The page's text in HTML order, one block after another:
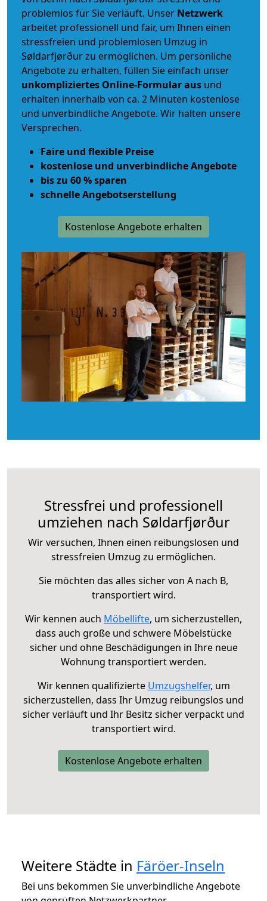
problemlos für Sie verläuft. Unser Netzwerk
arbeitet professionell und fair, um Ihnen einen
stressfreien und problemlosen Umzug in
Søldarfjørður zu ermöglichen. Um persönliche
Angebote zu erhalten, füllen Sie einfach unser
unkompliziertes Online-Formular aus und
erhalten innerhalb von ca. 2 Minuten kostenlose
und unverbindliche Angebote. Wir halten unsere
Versprechen.
Faire und flexible Preise
kostenlose und unverbindliche Angebote
bis zu 60 % sparen
schnelle Angebotserstellung
Kostenlose Angebote erhalten
Stressfrei und professionell
umziehen nach Søldarfjørður
Wir versuchen, Ihnen einen reibungslosen und
stressfreien Umzug zu ermöglichen.
Sie möchten das alles sicher von A nach B,
transportiert wird.
Wir kennen auch Möbellifte, um sicherzustellen,
dass auch große und schwere Möbelstücke
sicher und ohne Beschädigungen in Ihre neue
Wohnung transportiert werden.
Wir kennen qualifizierte Umzugshelfer, um
sicherzustellen, dass Ihr Umzug reibungslos und
sicher verläuft und Ihr Besitz sicher verpackt und
transportiert wird.
Kostenlose Angebote erhalten
Weitere Städte in Färöer-Inseln
Bei uns bekommen Sie unverbindliche Angebote